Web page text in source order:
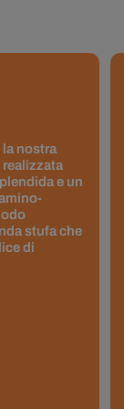
nostra
realizzata
e un
stufa che
di